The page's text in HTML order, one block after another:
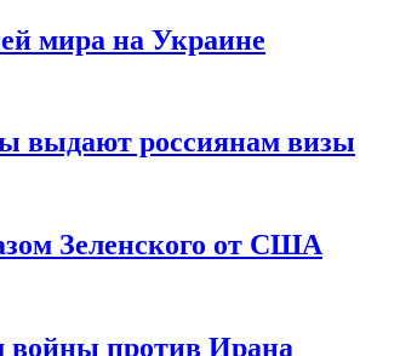
мира на Украине
выдают россиянам визы
Зеленского от США
против Ирана